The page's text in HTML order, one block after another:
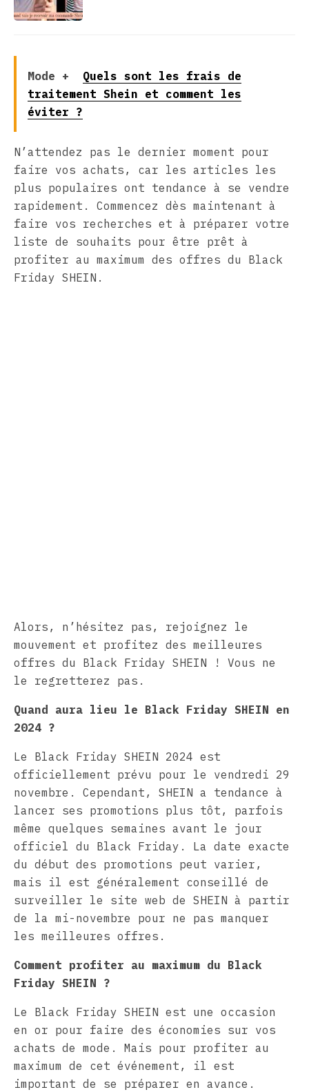
Mode +
Quels sont les frais de
traitement Shein et comment les
éviter ?
N’attendez pas le dernier moment pour
faire vos achats, car les articles les
plus populaires ont tendance à se vendre
rapidement. Commencez dès maintenant à
faire vos recherches et à préparer votre
liste de souhaits pour être prêt à
profiter au maximum des offres du Black
Friday SHEIN.
Alors, n’hésitez pas, rejoignez le
mouvement et profitez des meilleures
offres du Black Friday SHEIN ! Vous ne
le regretterez pas.
Quand aura lieu le Black Friday SHEIN en
2024 ?
Le Black Friday SHEIN 2024 est
officiellement prévu pour le vendredi 29
novembre. Cependant, SHEIN a tendance à
lancer ses promotions plus tôt, parfois
même quelques semaines avant le jour
officiel du Black Friday. La date exacte
du début des promotions peut varier,
mais il est généralement conseillé de
surveiller le site web de SHEIN à partir
de la mi-novembre pour ne pas manquer
les meilleures offres.
Comment profiter au maximum du Black
Friday SHEIN ?
Le Black Friday SHEIN est une occasion
en or pour faire des économies sur vos
achats de mode. Mais pour profiter au
maximum de cet événement, il est
important de se préparer en avance.